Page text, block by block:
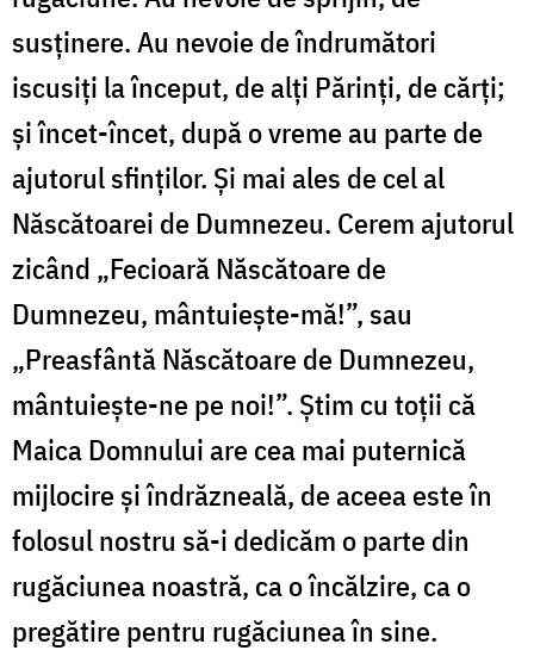
susţinere. Au nevoie de îndrumători
iscusiţi la început, de alţi Părinţi, de cărţi;
şi încet-încet, după o vreme au parte de
ajutorul sfinţilor. Şi mai ales de cel al
Născătoarei de Dumnezeu. Cerem ajutorul
zicând „Fecioară Născătoare de
Dumnezeu, mântuieşte-mă!”, sau
„Preasfântă Născătoare de Dumnezeu,
mântuieşte-ne pe noi!”. Ştim cu toţii că
Maica Domnului are cea mai puternică
mijlocire şi îndrăzneală, de aceea este în
folosul nostru să-i dedicăm o parte din
rugăciunea noastră, ca o încălzire, ca o
pregătire pentru rugăciunea în sine.